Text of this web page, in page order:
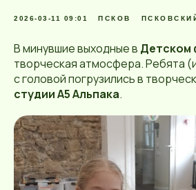
2026-03-11 09:01 ПСКОВ
В минувшие выходные в Детском
творческая атмосфера. Ребята
с головой погрузились в
студии А5 Альпака.